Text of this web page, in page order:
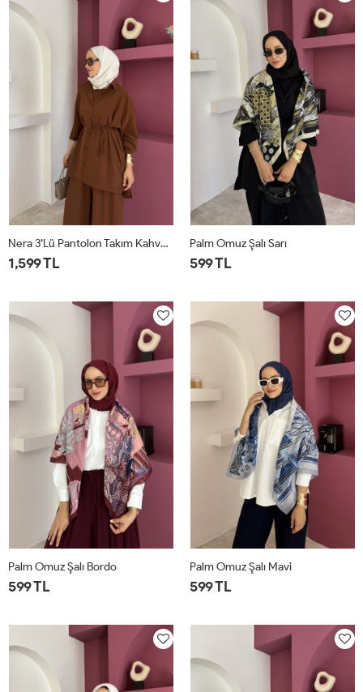
Nera 3’lü Pantolon Takım Kahverengi
1,599 TL
Palm Omuz Şalı Sarı
599 TL
Palm Omuz Şalı Bordo
599 TL
Palm Omuz Şalı Mavi
599 TL